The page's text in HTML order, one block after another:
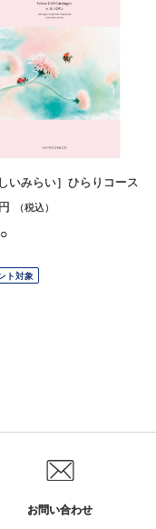
いみらい］ひらりコース
円 （税込）
ト対象
お問い合わせ